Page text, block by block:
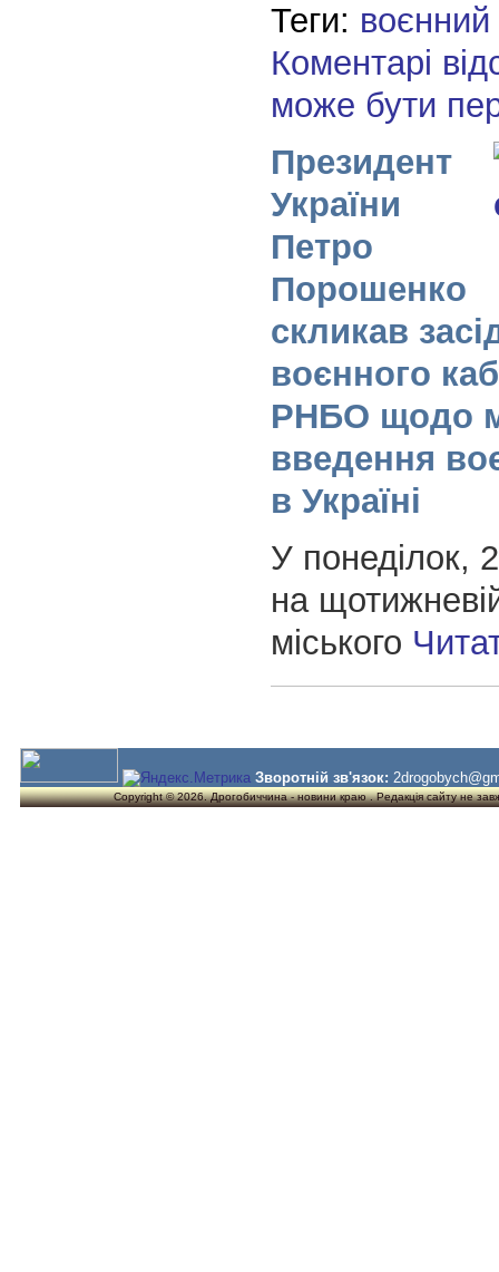
Теги: воєнний
Коментарі
може бути
Президент
України
Петро
Порошенко
скликав
воєнного
РНБО щодо
введення
в Україні
У понеділок,
на
міського
Зворотній зв'язок:
Copyright © 2026. Дрогобиччина - новини краю . Редакція сайту не